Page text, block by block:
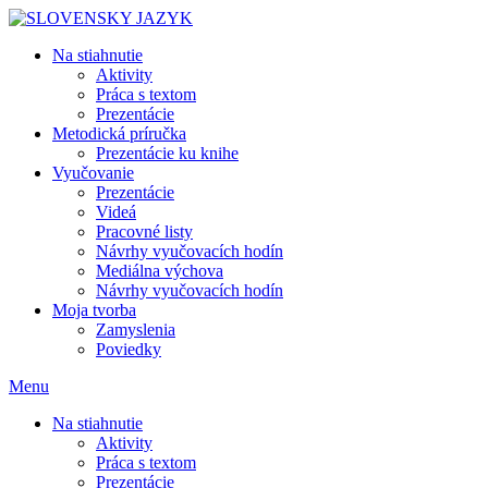
Skip
contentNa stiahnutie
Aktivity
Práca s textom
Prezentácie
Metodická príručka
Prezentácie ku knihe
Vyučovanie
Prezentácie
Videá
Pracovné listy
Návrhy vyučovacích hodín
Mediálna výchova
Návrhy vyučovacích hodín
Moja tvorba
Zamyslenia
Poviedky
Menu
Na stiahnutie
Aktivity
Práca s textom
Prezentácie